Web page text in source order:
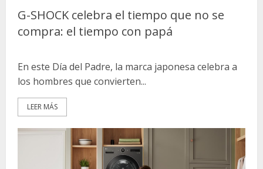
G-SHOCK celebra el tiempo que no se
compra: el tiempo con papá
En este Día del Padre, la marca japonesa celebra a
los hombres que convierten...
LEER MÁS